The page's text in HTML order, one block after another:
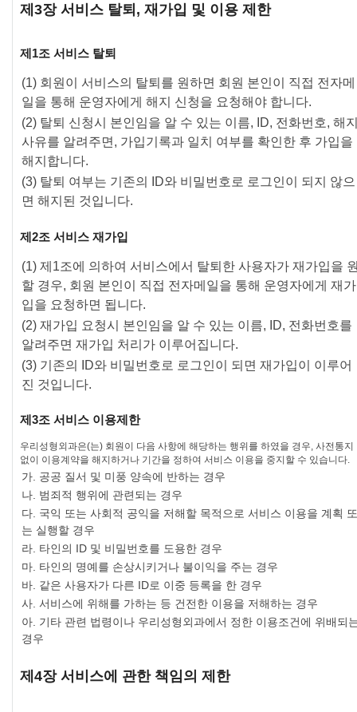
제3장 서비스 탈퇴, 재가입 및 이용 제한
제1조 서비스 탈퇴
(1) 회원이 서비스의 탈퇴를 원하면 회원 본인이 직접 전자메
일을 통해 운영자에게 해지 신청을 요청해야 합니다.
(2) 탈퇴 신청시 본인임을 알 수 있는 이름, ID, 전화번호, 해
사유를 알려주면, 가입기록과 일치 여부를 확인한 후 가입을
해지합니다.
(3) 탈퇴 여부는 기존의 ID와 비밀번호로 로그인이 되지 않으
면 해지된 것입니다.
제2조 서비스 재가입
(1) 제1조에 의하여 서비스에서 탈퇴한 사용자가 재가입을
할 경우, 회원 본인이 직접 전자메일을 통해 운영자에게 재가
입을 요청하면 됩니다.
(2) 재가입 요청시 본인임을 알 수 있는 이름, ID, 전화번호를
알려주면 재가입 처리가 이루어집니다.
(3) 기존의 ID와 비밀번호로 로그인이 되면 재가입이 이루어
진 것입니다.
제3조 서비스 이용제한
우리성형외과은(는) 회원이 다음 사항에 해당하는 행위를 하였을 경우, 사전통지
없이 이용계약을 해지하거나 기간을 정하여 서비스 이용을 중지할 수 있습니다.
가. 공공 질서 및 미풍 양속에 반하는 경우
나. 범죄적 행위에 관련되는 경우
다. 국익 또는 사회적 공익을 저해할 목적으로 서비스 이용을 계획 또
는 실행할 경우
라. 타인의 ID 및 비밀번호를 도용한 경우
마. 타인의 명예를 손상시키거나 불이익을 주는 경우
바. 같은 사용자가 다른 ID로 이중 등록을 한 경우
사. 서비스에 위해를 가하는 등 건전한 이용을 저해하는 경우
아. 기타 관련 법령이나 우리성형외과에서 정한 이용조건에 위배되
경우
제4장 서비스에 관한 책임의 제한